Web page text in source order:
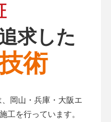
求した
術
岡山・兵庫・大阪エ
工を行っています。